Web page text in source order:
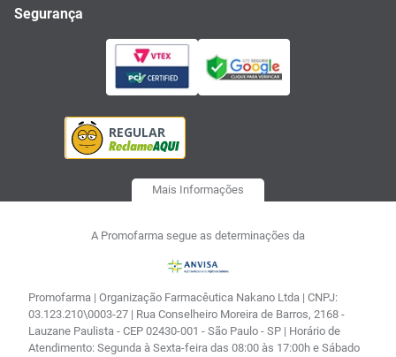
Segurança
Mais Informações
A Promofarma segue as determinações da
Promofarma | Organização Farmacêutica Nakano Ltda | CNPJ:
03.123.210\0003-27 | Rua Conselheiro Moreira de Barros, 2168 -
Lauzane Paulista - CEP 02430-001 - São Paulo - SP | Horário de
Atendimento: Segunda à Sexta-feira das 08:00 às 17:00h e Sábado